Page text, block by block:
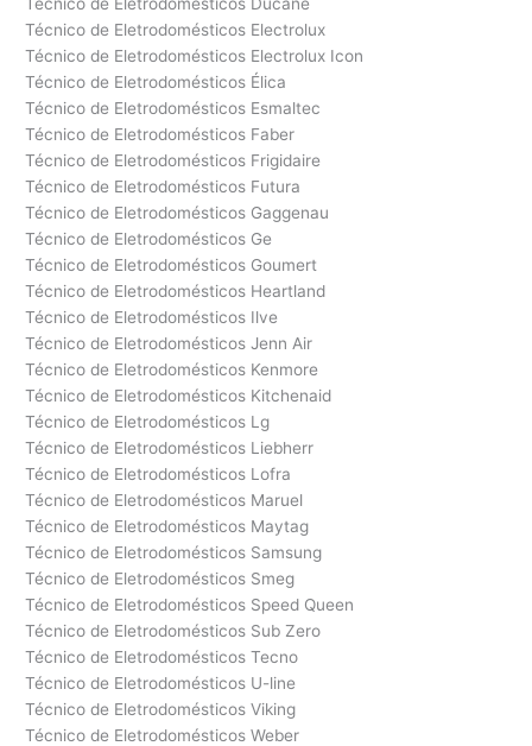
Técnico de Eletrodomésticos Electrolux
Técnico de Eletrodomésticos Electrolux Icon
Técnico de Eletrodomésticos Élica
Técnico de Eletrodomésticos Esmaltec
Técnico de Eletrodomésticos Faber
Técnico de Eletrodomésticos Frigidaire
Técnico de Eletrodomésticos Futura
Técnico de Eletrodomésticos Gaggenau
Técnico de Eletrodomésticos Ge
Técnico de Eletrodomésticos Goumert
Técnico de Eletrodomésticos Heartland
Técnico de Eletrodomésticos Ilve
Técnico de Eletrodomésticos Jenn Air
Técnico de Eletrodomésticos Kenmore
Técnico de Eletrodomésticos Kitchenaid
Técnico de Eletrodomésticos Lg
Técnico de Eletrodomésticos Liebherr
Técnico de Eletrodomésticos Lofra
Técnico de Eletrodomésticos Maruel
Técnico de Eletrodomésticos Maytag
Técnico de Eletrodomésticos Samsung
Técnico de Eletrodomésticos Smeg
Técnico de Eletrodomésticos Speed Queen
Técnico de Eletrodomésticos Sub Zero
Técnico de Eletrodomésticos Tecno
Técnico de Eletrodomésticos U-line
Técnico de Eletrodomésticos Viking
Técnico de Eletrodomésticos Weber